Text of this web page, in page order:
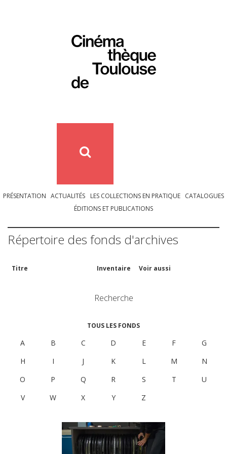
PRÉSENTATION ACTUALITÉS LES COLLECTIONS EN PRATIQUE
CATALOGUES
ÉDITIONS ET PUBLICATIONS
Répertoire des fonds d'archives
Titre Inventaire Voir aussi
Recherche
TOUS LES FONDS
A B C D E F
G
H
I J K L M
N
O
P Q R S T
U
V
W X Y Z